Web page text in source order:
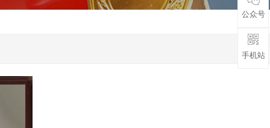
公众号
手机站